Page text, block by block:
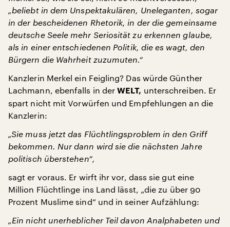
„beliebt in dem Unspektakulären, Uneleganten, sogar
in der bescheidenen Rhetorik, in der die gemeinsame
deutsche Seele mehr Seriosität zu erkennen glaube,
als in einer entschiedenen Politik, die es wagt, den
Bürgern die Wahrheit zuzumuten.“
Kanzlerin Merkel ein Feigling? Das würde Günther
Lachmann, ebenfalls in derWELT, unterschreiben. Er
spart nicht mit Vorwürfen und Empfehlungen an die
Kanzlerin:
„Sie muss jetzt das Flüchtlingsproblem in den Griff
bekommen. Nur dann wird sie die nächsten Jahre
politisch überstehen“,
sagt er voraus. Er wirft ihr vor, dass sie gut eine
Million Flüchtlinge ins Land lässt, „die zu über 90
Prozent Muslime sind“ und in seiner Aufzählung:
„Ein nicht unerheblicher Teil davon Analphabeten und